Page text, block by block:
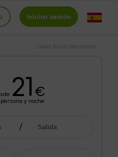
Iniciar sesión
Casa Rural Serviarias
21 €
persona y noche